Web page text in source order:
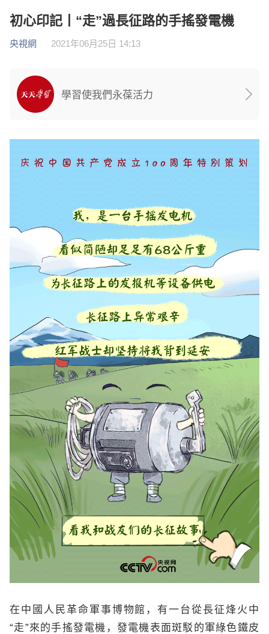
初心印記丨“走”過長征路的手搖發電機
央視網 2021年06月25日 14:13
學習使我們永葆活力
在中國人民革命軍事博物館，有一台從長征烽火中
“走”來的手搖發電機，發電機表面斑駁的軍綠色鐵皮